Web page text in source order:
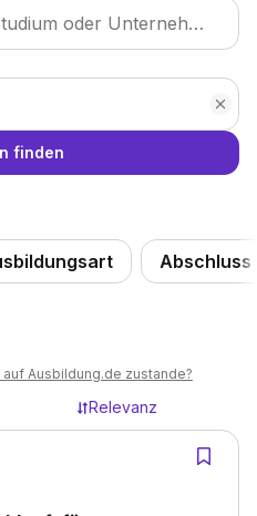
finden
Abschluss
Ausbildung.de zustande?
Relevanz